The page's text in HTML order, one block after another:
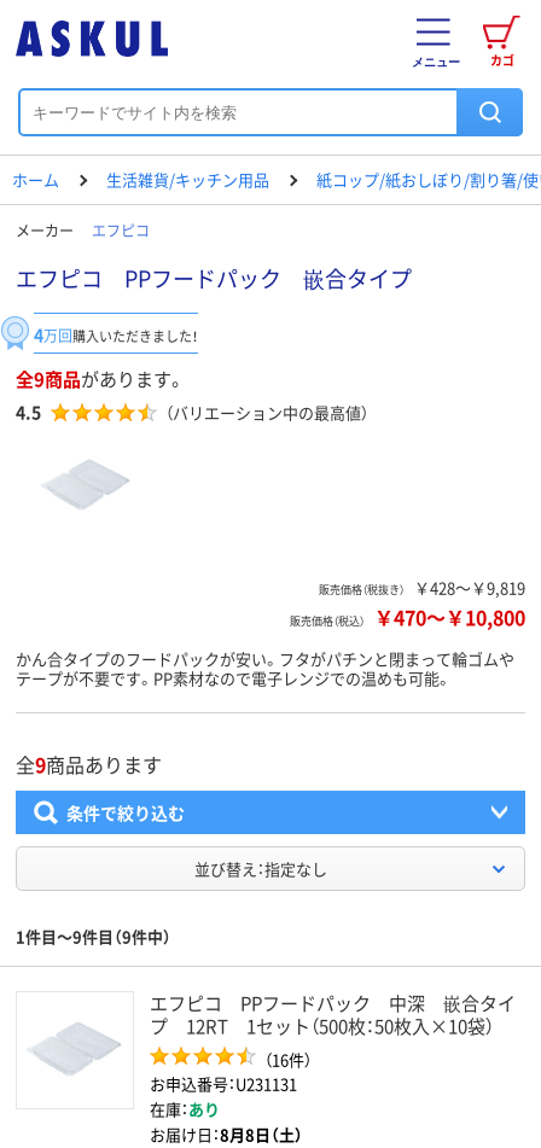
カゴ
メニュー
ホーム 生活雑貨/キッチン用品 紙コップ/紙おしぼり/割り箸/
メーカー エフピコ
エフピコ PPフードパック 嵌合タイプ
4万回購入いただきました！
全9商品があります。
4.5 （バリエーション中の最高値）
販売価格（税抜き） ￥428～￥9,819
販売価格（税込） ￥470～￥10,800
かん合タイプのフードパックが安い。フタがパチンと閉まって輪ゴムや
テープが不要です。PP素材なので電子レンジでの温めも可能。
全9商品あります
条件で絞り込む
並び替え：指定なし
1件目～9件目（9件中）
エフピコ PPフードパック 中深 嵌合タイ
プ 12RT 1セット（500枚：50枚入×10袋）
（16件）
お申込番号：U231131
在庫：あり
お届け日：8月8日（土）